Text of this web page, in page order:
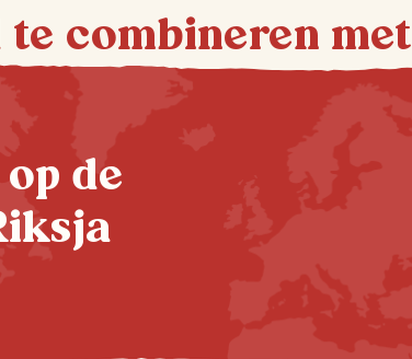
te combineren met
de